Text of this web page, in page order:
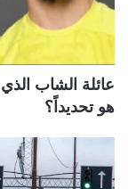
عائلة الشاب
هو تحديداً؟